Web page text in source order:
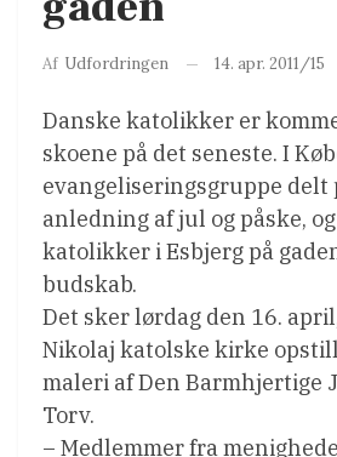
Af Udfordringen 14. apr. 2011/15
Danske katolikker er
skoene på det seneste. I
evangeliseringsgruppe delt
anledning af jul og påske,
katolikker i Esbjerg på
budskab.
Det sker lørdag den 16.
Nikolaj katolske kirke
maleri af Den Barmhjertige
Torv.
– Medlemmer fra